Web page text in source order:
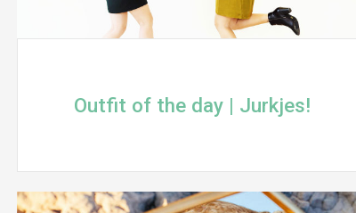
Outfit of the day | Jurkjes!